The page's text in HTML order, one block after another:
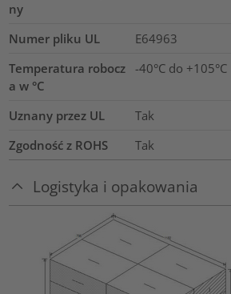
ny
Numer pliku UL
E64963
Temperatura robocz
a w °C
-40°C do +105°C
Uznany przez UL
Tak
Zgodność z ROHS
Tak
Logistyka i opakowania